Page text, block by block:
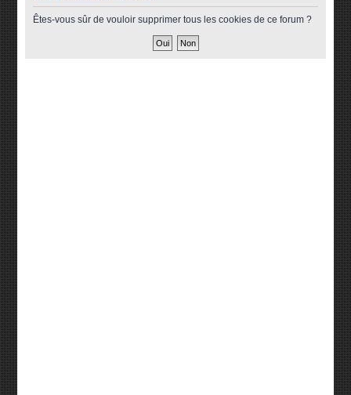
Êtes-vous sûr de vouloir supprimer tous les cookies de ce forum ?